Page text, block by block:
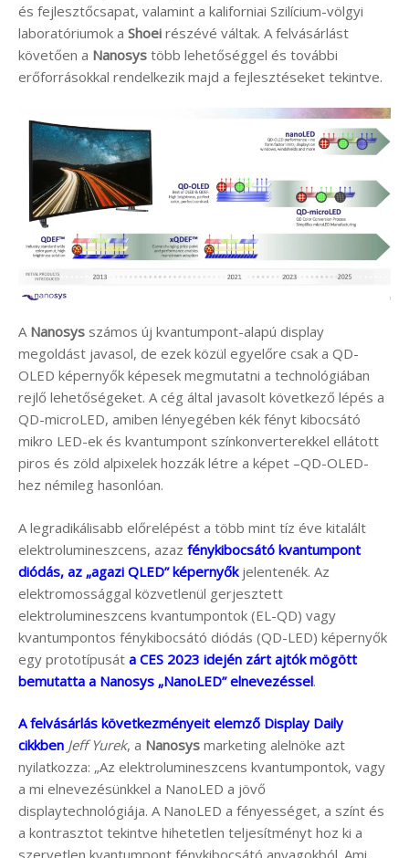
és fejlesztőcsapat, valamint a kaliforniai Szilícium-völgyi
laboratóriumok a Shoei részévé váltak. A felvásárlást
követően a Nanosys több lehetőséggel és további
erőforrásokkal rendelkezik majd a fejlesztéseket tekintve.
A Nanosys számos új kvantumpont-alapú display
megoldást javasol, de ezek közül egyelőre csak a QD-
OLED képernyők képesek megmutatni a technológiában
rejlő lehetőségeket. A cég által javasolt következő lépés a
QD-microLED, amiben lényegében kék fényt kibocsátó
mikro LED-ek és kvantumpont színkonverterekkel ellátott
piros és zöld alpixelek hozzák létre a képet –QD-OLED-
hez némileg hasonlóan.
A legradikálisabb előrelépést a több mint tíz éve kitalált
elektrolumineszcens, azaz fénykibocsátó kvantumpont
diódás, az „agazi QLED” képernyőkjelentenék. Az
elektromossággal közvetlenül gerjesztett
elektrolumineszcens kvantumpontok (EL-QD) vagy
kvantumpontos fénykibocsátó diódás (QD-LED) képernyők
egy prototípusát a CES 2023 idején zárt ajtók mögött
bemutatta a Nanosys „NanoLED” elnevezéssel.
A felvásárlás következményeit elemző Display Daily
cikkben Jeff Yurek, a Nanosys marketing alelnöke azt
nyilatkozza: „Az elektrolumineszcens kvantumpontok, vagy
a mi elnevezésünkkel a NanoLED a jövő
displaytechnológiája. A NanoLED a fényességet, a színt és
a kontrasztot tekintve hihetetlen teljesítményt hoz ki a